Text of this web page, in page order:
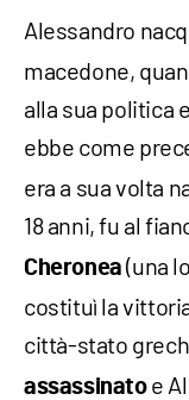
Alessandro
macedone,
alla sua politica
ebbe come
era a sua volta
18 anni, fu al
Cheronea(una
costituì la
città-stato
assassinato e